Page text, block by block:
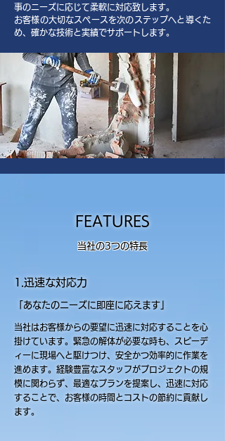
事のニーズに応じて柔軟に対応致します。
お客様の大切なスペースを次のステップへと導くた
め、確かな技術と実績でサポートします。
FEATURES
当社の3つの特長
1.迅速な対応力
「あなたのニーズに即座に応えます」
当社はお客様からの要望に迅速に対応することを心
掛けています。緊急の解体が必要な時も、スピーデ
ィーに現場へと駆けつけ、安全かつ効率的に作業を
進めます。経験豊富なスタッフがプロジェクトの規
模に関わらず、最適なプランを提案し、迅速に対応
することで、お客様の時間とコストの節約に貢献し
ます。